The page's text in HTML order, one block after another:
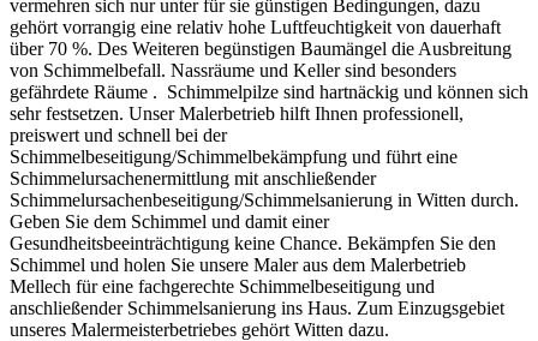
vermehren sich nur unter für sie günstigen Bedingungen, dazu
gehört vorrangig eine relativ hohe Luftfeuchtigkeit von dauerhaft
über 70 %. Des Weiteren begünstigen Baumängel die Ausbreitung
von Schimmelbefall. Nassräume und Keller sind besonders
gefährdete Räume . Schimmelpilze sind hartnäckig und können sich
sehr festsetzen. Unser Malerbetrieb hilft Ihnen professionell,
preiswert und schnell bei der
Schimmelbeseitigung/Schimmelbekämpfung und führt eine
Schimmelursachenermittlung mit anschließender
Schimmelursachenbeseitigung/Schimmelsanierung in Witten durch.
Geben Sie dem Schimmel und damit einer
Gesundheitsbeeinträchtigung keine Chance. Bekämpfen Sie den
Schimmel und holen Sie unsere Maler aus dem Malerbetrieb
Mellech für eine fachgerechte Schimmelbeseitigung und
anschließender Schimmelsanierung ins Haus. Zum Einzugsgebiet
unseres Malermeisterbetriebes gehört Witten dazu.